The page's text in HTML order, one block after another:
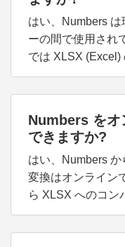
はい、Numbers
ーの間で使用され
では XLSX (Excel)
Numbers をオ
できますか?
はい、Numbers
変換はオンライン
ら XLSX へのコン